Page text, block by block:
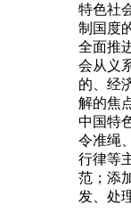
特色社
制国度
全面推
会从义
的、经
解的焦
中国特
令准绳
行律等
范；添
发、处